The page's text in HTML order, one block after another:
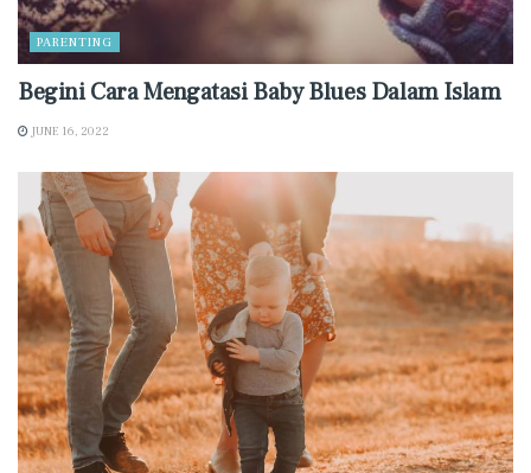
PARENTING
Begini Cara Mengatasi Baby Blues Dalam Islam
JUNE 16, 2022